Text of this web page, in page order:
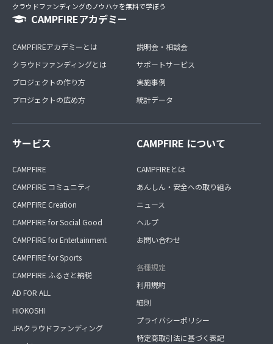
クラウドファンディングのノウハウを無料で学ぼう
CAMPFIREアカデミー
CAMPFIREアカデミーとは
クラウドファンディングとは
プロジェクトの作り方
プロジェクトの広め方
説明会・相談会
サポートサービス
実施事例
統計データ
サービス
CAMPFIRE
CAMPFIRE コミュニティ
CAMPFIRE Creation
CAMPFIRE for Social Good
CAMPFIRE for Entertainment
CAMPFIRE for Sports
CAMPFIRE ふるさと納税
AD FOR ALL
HIOKOSHI
JFAクラウドファンディング
CAMPFIRE について
CAMPFIREとは
あんしん・安全への取り組み
ニュース
ヘルプ
お問い合わせ
各種規定
利用規約
細則
プライバシーポリシー
特定商取引法に基づく表記